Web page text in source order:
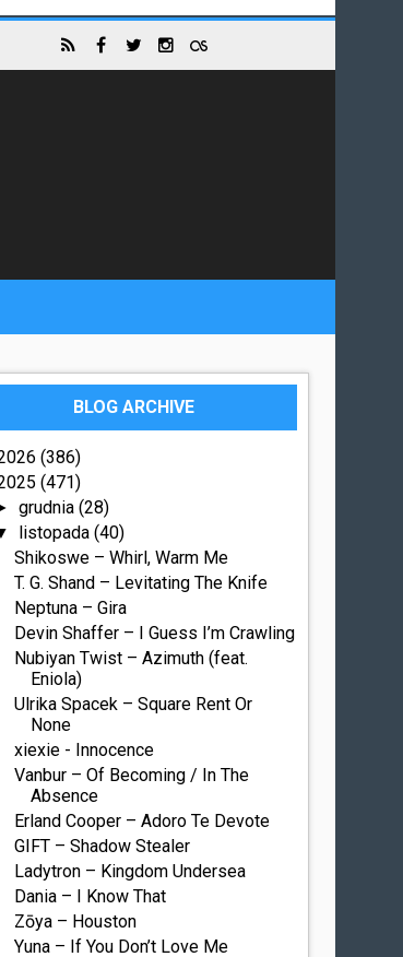
BLOG ARCHIVE
(386)
(471)
grudnia (28)
listopada (40)
Shikoswe – Whirl, Warm Me
T. G. Shand – Levitating The Knife
Neptuna – Gira
Devin Shaffer – I Guess I’m Crawling
Nubiyan Twist – Azimuth (feat.
Eniola)
Ulrika Spacek – Square Rent Or
None
xiexie - Innocence
Vanbur – Of Becoming / In The
Absence
Erland Cooper – Adoro Te Devote
GIFT – Shadow Stealer
Ladytron – Kingdom Undersea
Dania – I Know That
Zōya – Houston
Yuna – If You Don’t Love Me